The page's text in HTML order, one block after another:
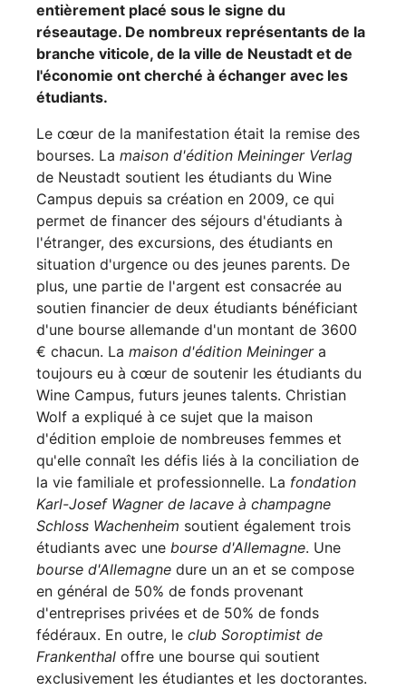
entièrement placé sous le signe du
réseautage. De nombreux représentants de la
branche viticole, de la ville de Neustadt et de
l'économie ont cherché à échanger avec les
étudiants.
Le cœur de la manifestation était la remise des
bourses. La maison d'édition Meininger Verlag
de Neustadt soutient les étudiants du Wine
Campus depuis sa création en 2009, ce qui
permet de financer des séjours d'étudiants à
l'étranger, des excursions, des étudiants en
situation d'urgence ou des jeunes parents. De
plus, une partie de l'argent est consacrée au
soutien financier de deux étudiants bénéficiant
d'une bourse allemande d'un montant de 3600
€ chacun. La maison d'édition Meiningera
toujours eu à cœur de soutenir les étudiants du
Wine Campus, futurs jeunes talents. Christian
Wolf a expliqué à ce sujet que la maison
d'édition emploie de nombreuses femmes et
qu'elle connaît les défis liés à la conciliation de
la vie familiale et professionnelle. La fondation
Karl-Josef Wagner de lacave à champagne
Schloss Wachenheim soutient également trois
étudiants avec une bourse d'Allemagne. Une
bourse d'Allemagne dure un an et se compose
en général de 50% de fonds provenant
d'entreprises privées et de 50% de fonds
fédéraux. En outre, le club Soroptimist de
Frankenthal offre une bourse qui soutient
exclusivement les étudiantes et les doctorantes.